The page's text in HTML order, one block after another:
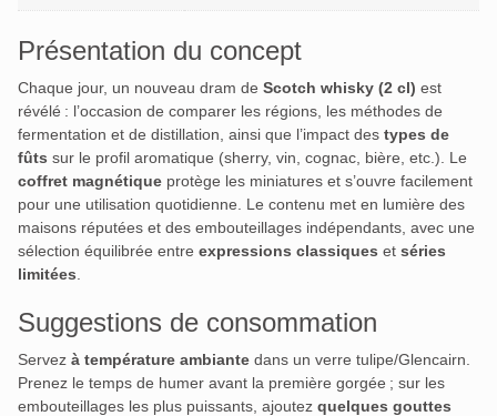
Présentation du concept
Chaque jour, un nouveau dram de Scotch whisky (2 cl) est
révélé : l’occasion de comparer les régions, les méthodes de
fermentation et de distillation, ainsi que l’impact des types de
fûts sur le profil aromatique (sherry, vin, cognac, bière, etc.). Le
coffret magnétique protège les miniatures et s’ouvre facilement
pour une utilisation quotidienne. Le contenu met en lumière des
maisons réputées et des embouteillages indépendants, avec une
sélection équilibrée entre expressions classiques et séries
limitées
Suggestions de consommation
Servez à température ambiante dans un verre tulipe/Glencairn.
Prenez le temps de humer avant la première gorgée ; sur les
embouteillages les plus puissants, ajoutez quelques gouttes